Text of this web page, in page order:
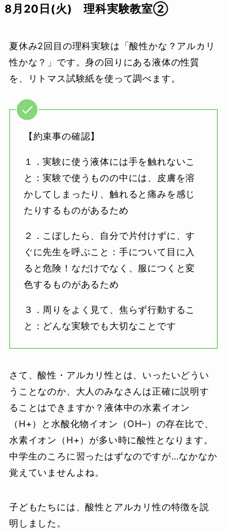
8月20日(火) 理科実験教室②
夏休み2回目の理科実験は「酸性かな？アルカリ
性かな？」です。身の回りにある液体の性質
を、リトマス試験紙を使って調べます。
【約束事の確認】
１．実験に使う液体には手を触れないこ
と：実験で使うものの中には、皮膚を溶
かしてしまったり、触れると痛みを感じ
たりするものがあるため
２．こぼしたら、自分で片付けずに、す
ぐに先生を呼ぶこと：手について目に入
ると危険！なだけでなく、服につくと変
色するものがあるため
３．周りをよく見て、焦らず行動するこ
と：どんな実験でも大切なことです
さて、酸性・アルカリ性とは、いったいどうい
うことなのか、大人のみなさんは正確に説明す
ることはできますか？液体中の水素イオン
（H+）と水酸化物イオン（OH–）の存在比で、
水素イオン（H+）が多い時に酸性となります。
中学生のころに習ったはずなのですが…なかなか
覚えていませんよね。
子どもたちには、酸性とアルカリ性の特徴を説
明しました。